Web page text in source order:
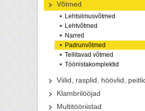
Võtmed
Lehtsilmusvõtmed
Lehtvõtmed
Narred
Padrunvõtmed
Tellitavad võtmed
Tööriistakomplektid
Viilid, rasplid, höövlid,
Klambrilööjad
Multitööriistad